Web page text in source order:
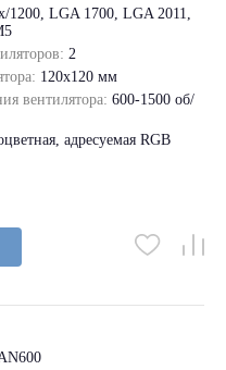
1200, LGA 1700, LGA 2011,
2
120x120 мм
вентилятора: 600-1500 об/
адресуемая RGB